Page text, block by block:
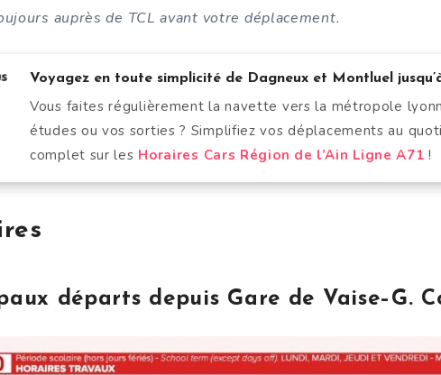
auprès de TCL avant votre déplacement.
Voyagez en toute simplicité de Dagneux et Montluel
Vous faites régulièrement la navette vers la métropole
études ou vos sorties ? Simplifiez vos déplacements au
complet sur les Horaires Cars Région de l’Ain Ligne A71 !
départs depuis Gare de Vaise–G.